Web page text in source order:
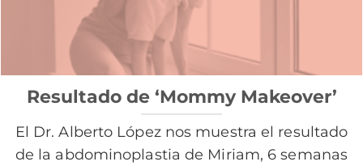
Resultado de ‘Mommy Makeover’
El Dr. Alberto López nos muestra el resultado
de la abdominoplastia de Miriam, 6 semanas